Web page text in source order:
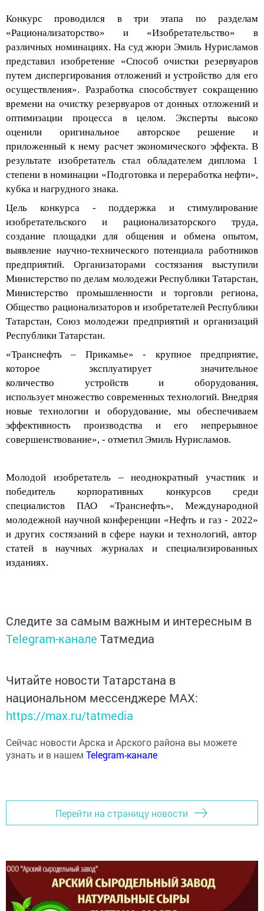
«Рационализаторство» и «Изобретательство» в
различных номинациях. На суд жюри Эмиль Нурисламов
представил изобретение « Способ очистки резервуаров
путем диспергирования отложений и устройство для его
осуществления».Разработка способствует сокращению
времени на очистку резервуаров от донных отложений и
оптимизации процесса в целом. Эксперты высоко
оценили оригинальное
авторскоерешениеи
приложенный к нему расчет экономического эффекта.
В
результате изобретатель стал обладателем диплома 1
степени в номинации «Подготовка и переработка нефти»,
кубка и нагрудного знака.
Цельконкурса -поддержка и стимулирование
изобретательского и рационализаторского труда,
создание площадки для общения и обмена опытом,
выявление научно-техническогопотенциалаработников
предприятий.Организаторами состязания выступили
Министерство по делам молодежи Республики Татарстан,
Министерство промышленности и торговли региона,
Общество рационализаторов и изобретателей Республики
Татарстан, Союз молодежи предприятий и организаций
Республики Татарстан.
«Транснефть – Прикамье» - крупное предприятие,
котороеэксплуатиру ет
значительное
количество
устройств и оборудования,
использует
множество современных технологий.Внедряя
новые технологии и оборудование, мы обеспечиваем
эффективность производстваи его непрерывное
совершенствование», - отметил Эмиль Нурисламов.
победителькорпоративных конкурсов среди
специалистов ПАО «Транснефть »,Международной
молодежной научной конференции «Нефть и газ - 2022»
и других состязаний в сфере науки и технологий, автор
статей в научных журналах и специализированных
изданиях.
Telegram-каналеТатмедиа
национальном мессенджере MАХ:
https://max.ru/tatmedia
узнать и в нашемTelegram-канале
Перейти на страницу новости